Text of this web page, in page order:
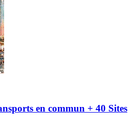
en commun + 40 Sites